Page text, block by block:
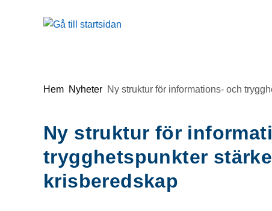
Gå till innehåll
Du är här:
Hem Nyheter Ny struktur för informations- och
Ny struktur för
trygghetspunkter
krisberedskap